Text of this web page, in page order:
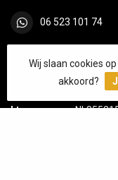
06 523 101 74
btw-nummer:
Wij slaan cookies
akkoord?